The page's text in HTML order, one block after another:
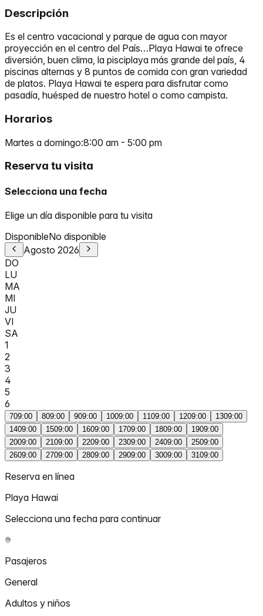
Descripción
Es el centro vacacional y parque de agua con mayor
proyección en el centro del País…Playa Hawai te ofrece
diversión, buen clima, la pisciplaya más grande del país, 4
piscinas alternas y 8 puntos de comida con gran variedad
de platos. Playa Hawai te espera para disfrutar como
pasadía, huésped de nuestro hotel o como campista.
Horarios
Martes a domingo:8:00 am - 5:00 pm
Reserva tu visita
Selecciona una fecha
Elige un día disponible para tu visita
DisponibleNo disponible
Agosto 2026
DO
LU
MA
MI
JU
VI
SA
1
2
3
4
5
6
709:00 809:00 909:00 1009:00 11 09:00 1209:00 1309:00
1409:00 1509:00 1609:00 1709:00 1809:00 1909:00
2009:00 21 09:00 2209:00 2309:00 2409:00 2509:00
2609:00 2709:00 2809:00 2909:00 3009:00 31 09:00
Reserva en línea
Playa Hawai
Selecciona una fecha para continuar
Pasajeros
General
Adultos y niños